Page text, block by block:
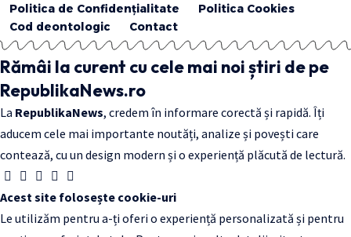
Politica de Confidențialitate
Politica Cookies
Cod deontologic
Contact
Rămâi la curent cu cele mai noi știri de pe
RepublikaNews.ro
La RepublikaNews, credem în informare corectă și rapidă. Îți
aducem cele mai importante noutăți, analize și povești care
contează, cu un design modern și o experiență plăcută de lectură.
Acest site folosește cookie-uri
Le utilizăm pentru a-ți oferi o experiență personalizată și pentru